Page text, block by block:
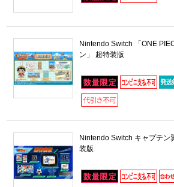
Nintendo Switch 「ONE
ン」 超特装版
Nintendo Switch キャプテン
装版